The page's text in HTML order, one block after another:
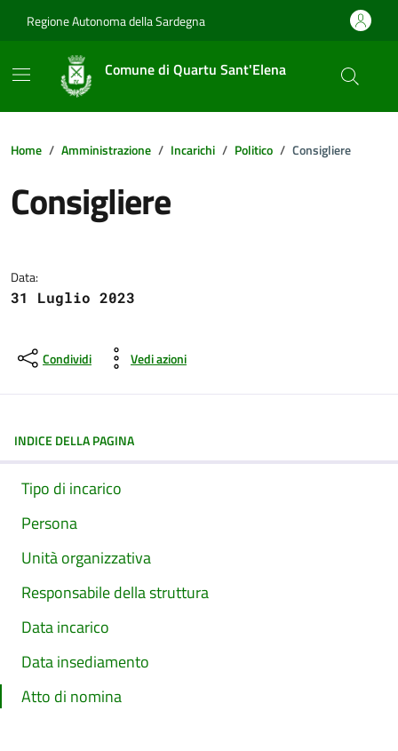
Regione Autonoma della Sardegna
Comune di Quartu Sant'Elena
Home Amministrazione Incarichi Politico Consigliere
Consigliere
Data:
31 Luglio 2023
Condividi Vedi azioni
INDICE DELLA PAGINA
Tipo di incarico
Persona
Unità organizzativa
Responsabile della struttura
Data incarico
Data insediamento
Atto di nomina